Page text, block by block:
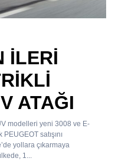
İLERİ
ATAĞI
modelleri yeni 3008 ve E-
satışını
yollara çıkarmaya
1...